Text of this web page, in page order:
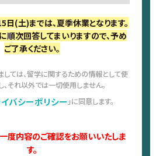
(土)までは、夏季休業となります。
次回答してまいりますので、予め
ご了承ください。
ては、留学に関するための情報として使
、それ以外では一切使用しません。
バシーポリシー」に同意します。
度内容のご確認をお願いいたしま
す。